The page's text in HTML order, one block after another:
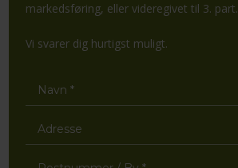
markedsføring, eller videregivet til 3. part​.
Vi svarer dig hurtigst muligt.